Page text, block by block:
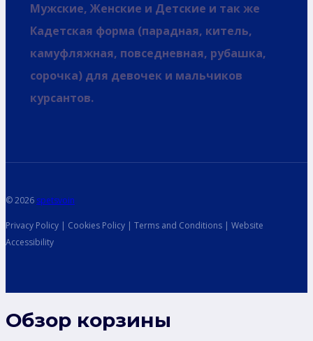
Мужские, Женские и Детские и так же
Кадетская форма (парадная, китель,
камуфляжная, повседневная, рубашка,
сорочка) для девочек и мальчиков
курсантов.
© 2026 spetsvoin
Privacy Policy | Cookies Policy | Terms and Conditions | Website
Accessibility
Обзор корзины